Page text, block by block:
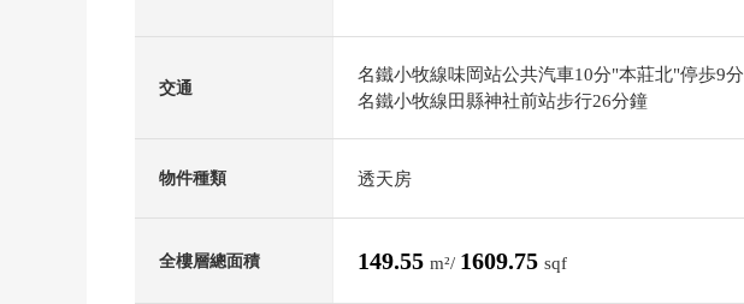
交通
名鐵小牧線味岡站公共汽車10分"本莊北"停歩9分
名鐵小牧線田縣神社前站步行26分鐘
物件種類 透天房
全樓層總面積 149.55 m²/ 1609.75 sqf